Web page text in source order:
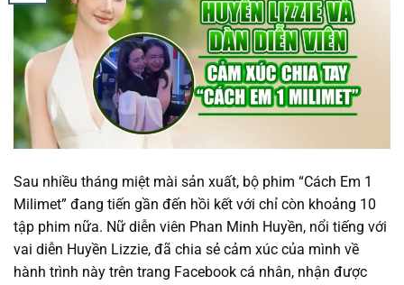
Sau nhiều tháng miệt mài sản xuất, bộ phim “Cách Em 1
Milimet” đang tiến gần đến hồi kết với chỉ còn khoảng 10
tập phim nữa. Nữ diễn viên Phan Minh Huyền, nổi tiếng với
vai diễn Huyền Lizzie, đã chia sẻ cảm xúc của mình về
hành trình này trên trang Facebook cá nhân, nhận được